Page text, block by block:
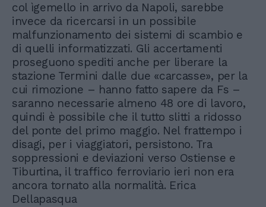
col ìgemello in arrivo da Napoli, sarebbe
invece da ricercarsi in un possibile
malfunzionamento dei sistemi di scambio e
di quelli informatizzati. Gli accertamenti
proseguono spediti anche per liberare la
stazione Termini dalle due «carcasse», per la
cui rimozione – hanno fatto sapere da Fs –
saranno necessarie almeno 48 ore di lavoro,
quindi è possibile che il tutto slitti a ridosso
del ponte del primo maggio. Nel frattempo i
disagi, per i viaggiatori, persistono. Tra
soppressioni e deviazioni verso Ostiense e
Tiburtina, il traffico ferroviario ieri non era
ancora tornato alla normalità. Erica
Dellapasqua